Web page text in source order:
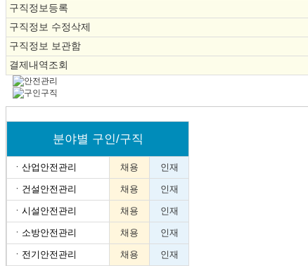
구직정보등록
구직정보 수정삭제
구직정보 보관함
결제내역조회
분야별 구인/구직
ㆍ 산업안전관리 채용 인재
ㆍ 건설안전관리 채용 인재
ㆍ 시설안전관리 채용 인재
ㆍ 소방안전관리 채용 인재
ㆍ 전기안전관리 채용 인재